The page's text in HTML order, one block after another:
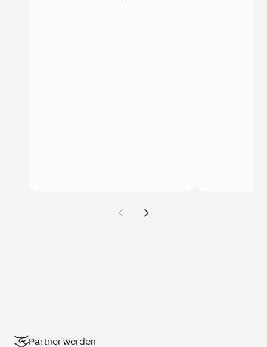
Partner werden